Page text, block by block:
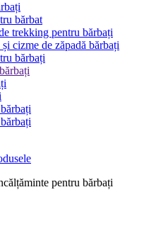
bărbat
trekking pentru bărbați
cizme de zăpadă bărbați
bărbați
pentru bărbați